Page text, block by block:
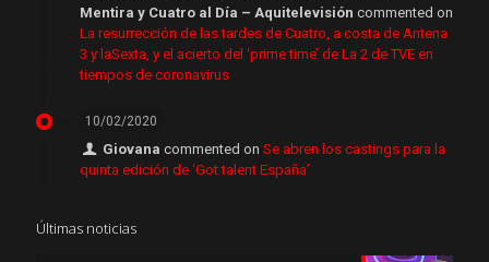
Mentira y Cuatro al Día – Aquitelevisión commented on
La resurrección de las tardes de Cuatro, a costa de Antena
3 y laSexta, y el acierto del ‘prime time’ de La 2 de TVE en
tiempos de coronavirus
10/02/2020
Giovana commented onSe abren los castings para la
quinta edición de ‘Got talent España’
Últimas noticias